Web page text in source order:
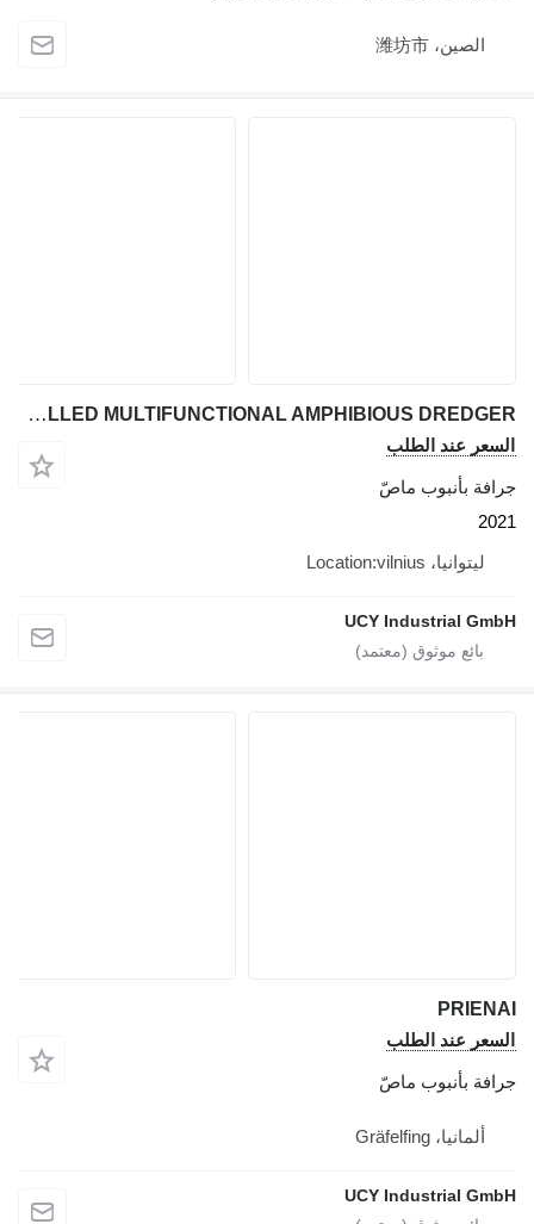
الصين، 潍坊市
SELF-PROPELLED MULTIFUNCTIONAL AMPHIBIOUS DREDGER
السعر عند الطلب
جرافة بأنبوب ماصّ
2021
ليتوانيا، Location:vilnius
UCY Industrial GmbH
PRIENAI
السعر عند الطلب
جرافة بأنبوب ماصّ
ألمانيا، Gräfelfing
UCY Industrial GmbH